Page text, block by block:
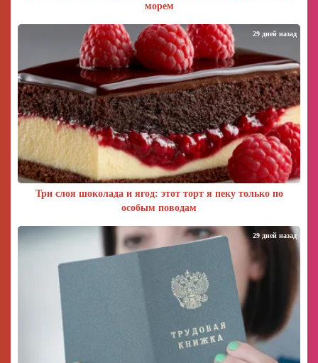
морем
Три слоя шоколада и ягод: этот торт я пеку только по
особым поводам
29 дней назад
29 дней назад